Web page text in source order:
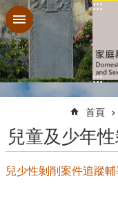
跳到主要內容區塊
:::
:::
首頁
兒童及少年
兒少性剝削案件追蹤輔